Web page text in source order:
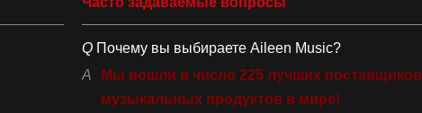
225 лучших в мире поставщиков музыкальных продуктов
Q Почему вы выбираете Aileen Music?
A
Мы вошли в число 225 лучших поставщиков
музыкальных продуктов в мире!